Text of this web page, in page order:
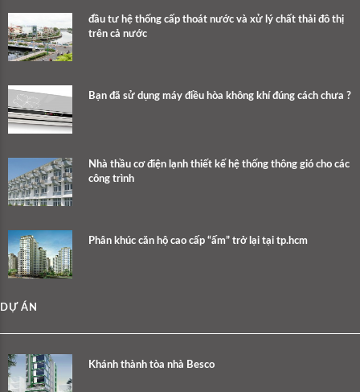
đầu tư hệ thống cấp thoát nước và xử lý chất thải đô thị
trên cả nước
Bạn đã sử dụng máy điều hòa không khí đúng cách chưa ?
Nhà thầu cơ điện lạnh thiết kế hệ thống thông gió cho các
công trình
Phân khúc căn hộ cao cấp “ấm” trở lại tại tp.hcm
DỰ ÁN
Khánh thành tòa nhà Besco